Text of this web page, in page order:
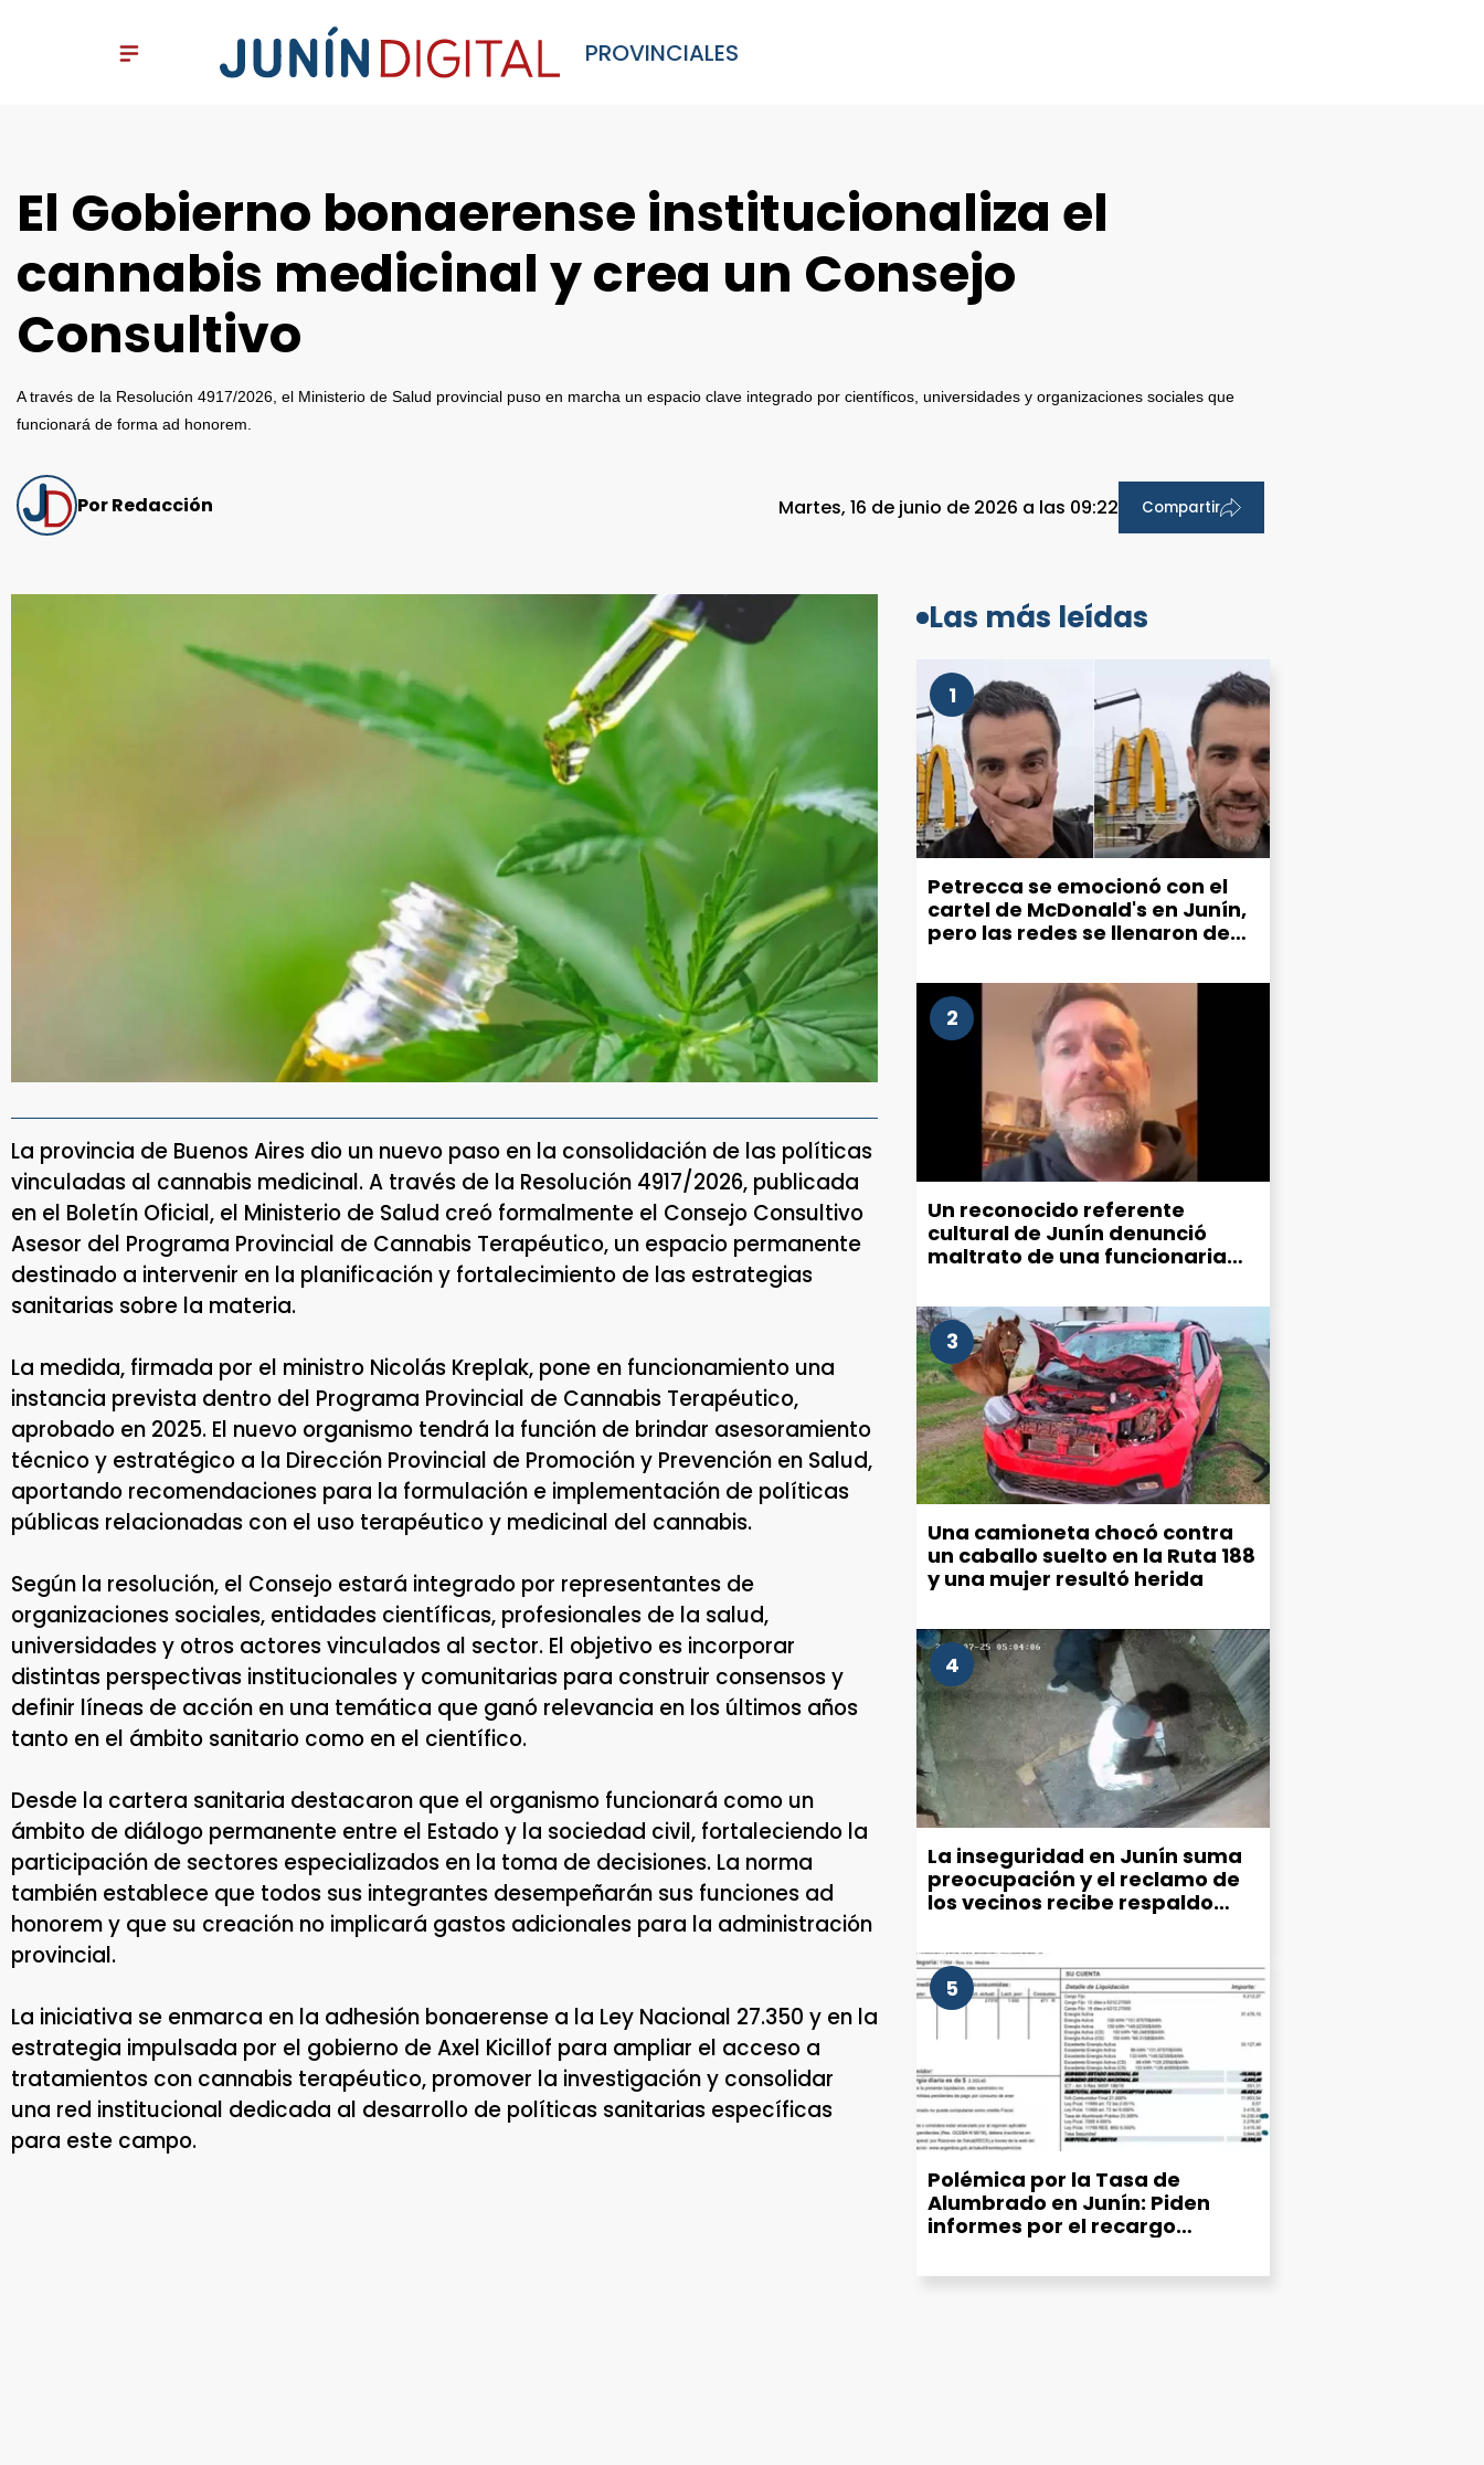
PROVINCIALES
El Gobierno bonaerense institucionaliza el
cannabis medicinal y crea un Consejo
Consultivo
A través de la Resolución 4917/2026, el Ministerio de Salud provincial puso en marcha un espacio clave integrado por científicos, universidades y organizaciones sociales que
funcionará de forma ad honorem.
Por Redacción Martes, 16 de junio de 2026 a las 09:22 Compartir
La provincia de Buenos Aires dio un nuevo paso en la consolidación de las políticas
vinculadas al cannabis medicinal. A través de la Resolución 4917/2026, publicada
en el Boletín Oficial, el Ministerio de Salud creó formalmente el Consejo Consultivo
Asesor del Programa Provincial de Cannabis Terapéutico, un espacio permanente
destinado a intervenir en la planificación y fortalecimiento de las estrategias
sanitarias sobre la materia.
La medida, firmada por el ministro Nicolás Kreplak, pone en funcionamiento una
instancia prevista dentro del Programa Provincial de Cannabis Terapéutico,
aprobado en 2025. El nuevo organismo tendrá la función de brindar asesoramiento
técnico y estratégico a la Dirección Provincial de Promoción y Prevención en Salud,
aportando recomendaciones para la formulación e implementación de políticas
públicas relacionadas con el uso terapéutico y medicinal del cannabis.
Según la resolución, el Consejo estará integrado por representantes de
organizaciones sociales, entidades científicas, profesionales de la salud,
universidades y otros actores vinculados al sector. El objetivo es incorporar
distintas perspectivas institucionales y comunitarias para construir consensos y
definir líneas de acción en una temática que ganó relevancia en los últimos años
tanto en el ámbito sanitario como en el científico.
Desde la cartera sanitaria destacaron que el organismo funcionará como un
ámbito de diálogo permanente entre el Estado y la sociedad civil, fortaleciendo la
participación de sectores especializados en la toma de decisiones. La norma
también establece que todos sus integrantes desempeñarán sus funciones ad
honorem y que su creación no implicará gastos adicionales para la administración
provincial.
La iniciativa se enmarca en la adhesión bonaerense a la Ley Nacional 27.350 y en la
estrategia impulsada por el gobierno de Axel Kicillof para ampliar el acceso a
tratamientos con cannabis terapéutico, promover la investigación y consolidar
una red institucional dedicada al desarrollo de políticas sanitarias específicas
para este campo.
Las más leídas
1
Petrecca se emocionó con el
cartel de McDonald's en Junín,
pero las redes se llenaron de
ciudad
2
Un reconocido referente
cultural de Junín denunció
maltrato de una funcionaria
3
Una camioneta chocó contra
un caballo suelto en la Ruta 188
y una mujer resultó herida
4
La inseguridad en Junín suma
preocupación y el reclamo de
los vecinos recibe respaldo
5
Polémica por la Tasa de
Alumbrado en Junín: Piden
informes por el recargo
de luz